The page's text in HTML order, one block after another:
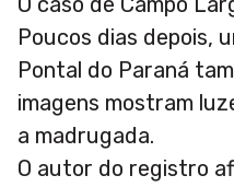
Poucos dias depois,
Pontal do Paraná
imagens mostram
a madrugada.
O autor do registro